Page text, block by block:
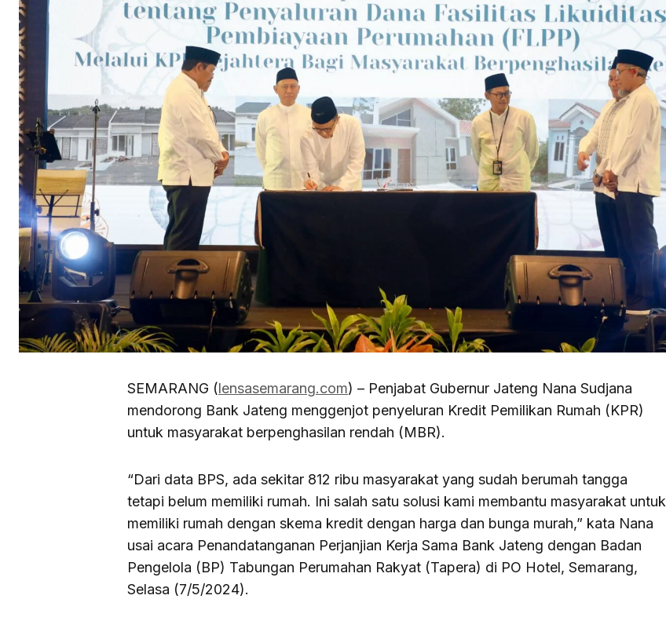
SEMARANG (lensasemarang.com) – Penjabat Gubernur Jateng Nana Sudjana
mendorong Bank Jateng menggenjot penyeluran Kredit Pemilikan Rumah (KPR)
untuk masyarakat berpenghasilan rendah (MBR).
“Dari data BPS, ada sekitar 812 ribu masyarakat yang sudah berumah tangga
tetapi belum memiliki rumah. Ini salah satu solusi kami membantu masyarakat untuk
memiliki rumah dengan skema kredit dengan harga dan bunga murah,” kata Nana
usai acara Penandatanganan Perjanjian Kerja Sama Bank Jateng dengan Badan
Pengelola (BP) Tabungan Perumahan Rakyat (Tapera) di PO Hotel, Semarang,
Selasa (7/5/2024).